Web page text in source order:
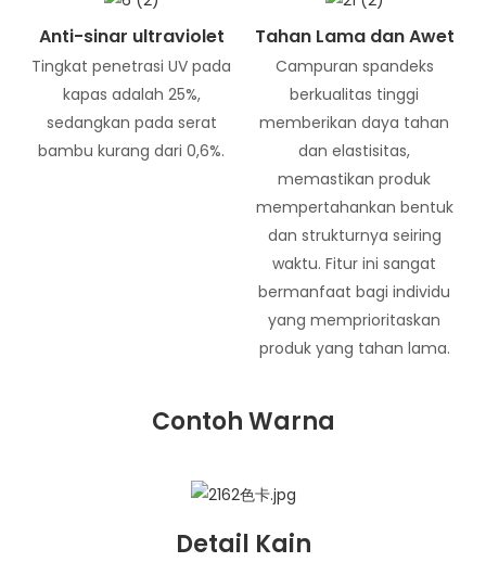
Anti-sinar ultraviolet
Tingkat penetrasi UV pada
kapas adalah 25%,
sedangkan pada serat
bambu kurang dari 0,6%.
Tahan Lama dan Awet
Campuran spandeks
berkualitas tinggi
memberikan daya tahan
dan elastisitas,
memastikan produk
mempertahankan bentuk
dan strukturnya seiring
waktu. Fitur ini sangat
bermanfaat bagi individu
yang memprioritaskan
produk yang tahan lama.
Contoh Warna
Detail Kain